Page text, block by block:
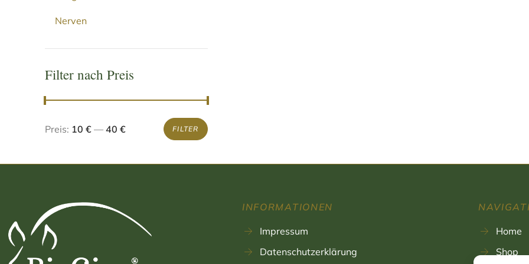
Nerven
Filter nach Preis
FILTER
Preis: 10 € — 40 €
INFORMATIONEN
Impressum
Datenschutzerklärung
Home
Shop